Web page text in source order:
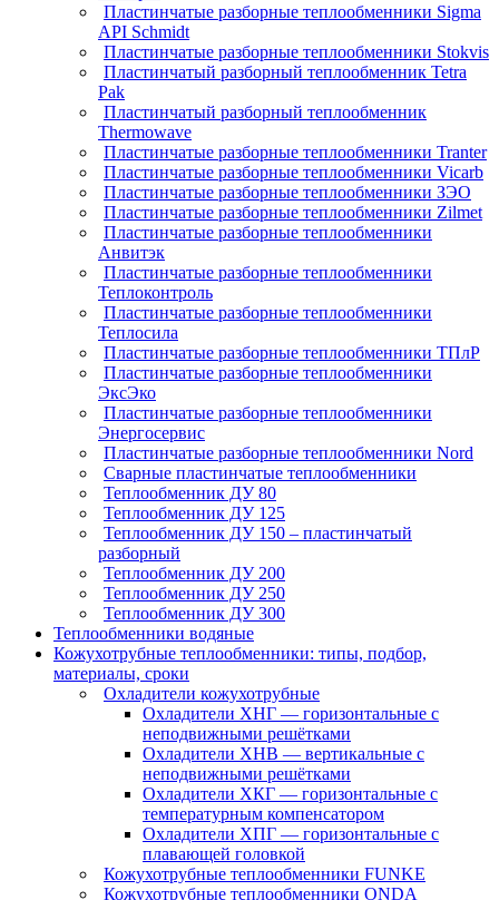
Пластинчатые разборные теплообменники Sigma
API Schmidt
Пластинчатые разборные теплообменники Stokvis
Пластинчатый разборный теплообменник Tetra
Pak
Пластинчатый разборный теплообменник
Thermowave
Пластинчатые разборные теплообменники Tranter
Пластинчатые разборные теплообменники Vicarb
Пластинчатые разборные теплообменники ЗЭО
Пластинчатые разборные теплообменники Zilmet
Пластинчатые разборные теплообменники
Анвитэк
Пластинчатые разборные теплообменники
Теплоконтроль
Пластинчатые разборные теплообменники
Теплосила
Пластинчатые разборные теплообменники ТПлР
Пластинчатые разборные теплообменники
ЭксЭко
Пластинчатые разборные теплообменники
Энергосервис
Пластинчатые разборные теплообменники Nord
Сварные пластинчатые теплообменники
Теплообменник ДУ 80
Теплообменник ДУ 125
Теплообменник ДУ 150 – пластинчатый
разборный
Теплообменник ДУ 200
Теплообменник ДУ 250
Теплообменник ДУ 300
Теплообменники водяные
Кожухотрубные теплообменники: типы, подбор,
материалы, сроки
Охладители кожухотрубные
Охладители ХНГ — горизонтальные с
неподвижными решётками
Охладители ХНВ — вертикальные с
неподвижными решётками
Охладители ХКГ — горизонтальные с
температурным компенсатором
Охладители ХПГ — горизонтальные с
плавающей головкой
Кожухотрубные теплообменники FUNKE
Кожухотрубные теплообменники ONDA